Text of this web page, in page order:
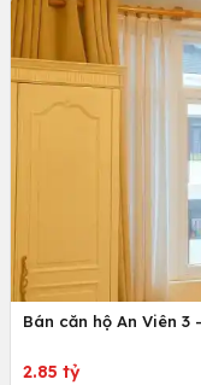
Bán căn hộ An Viên 3
2.85 tỷ